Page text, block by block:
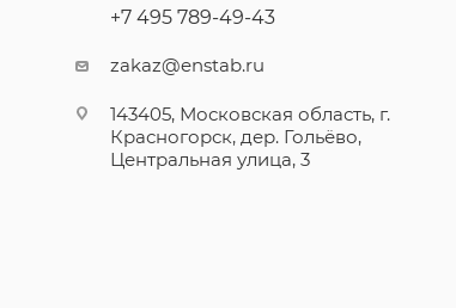
+7 495 789-49-43
zakaz@enstab.ru
143405, Московская область, г.
Красногорск, дер. Гольёво,
Центральная улица, 3